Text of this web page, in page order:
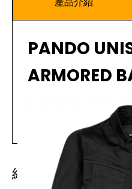
經常一起購買
PANDO
ARMORED
[SHELL UH
Pando Moto的完美基礎功
舒適度。
規格 ：